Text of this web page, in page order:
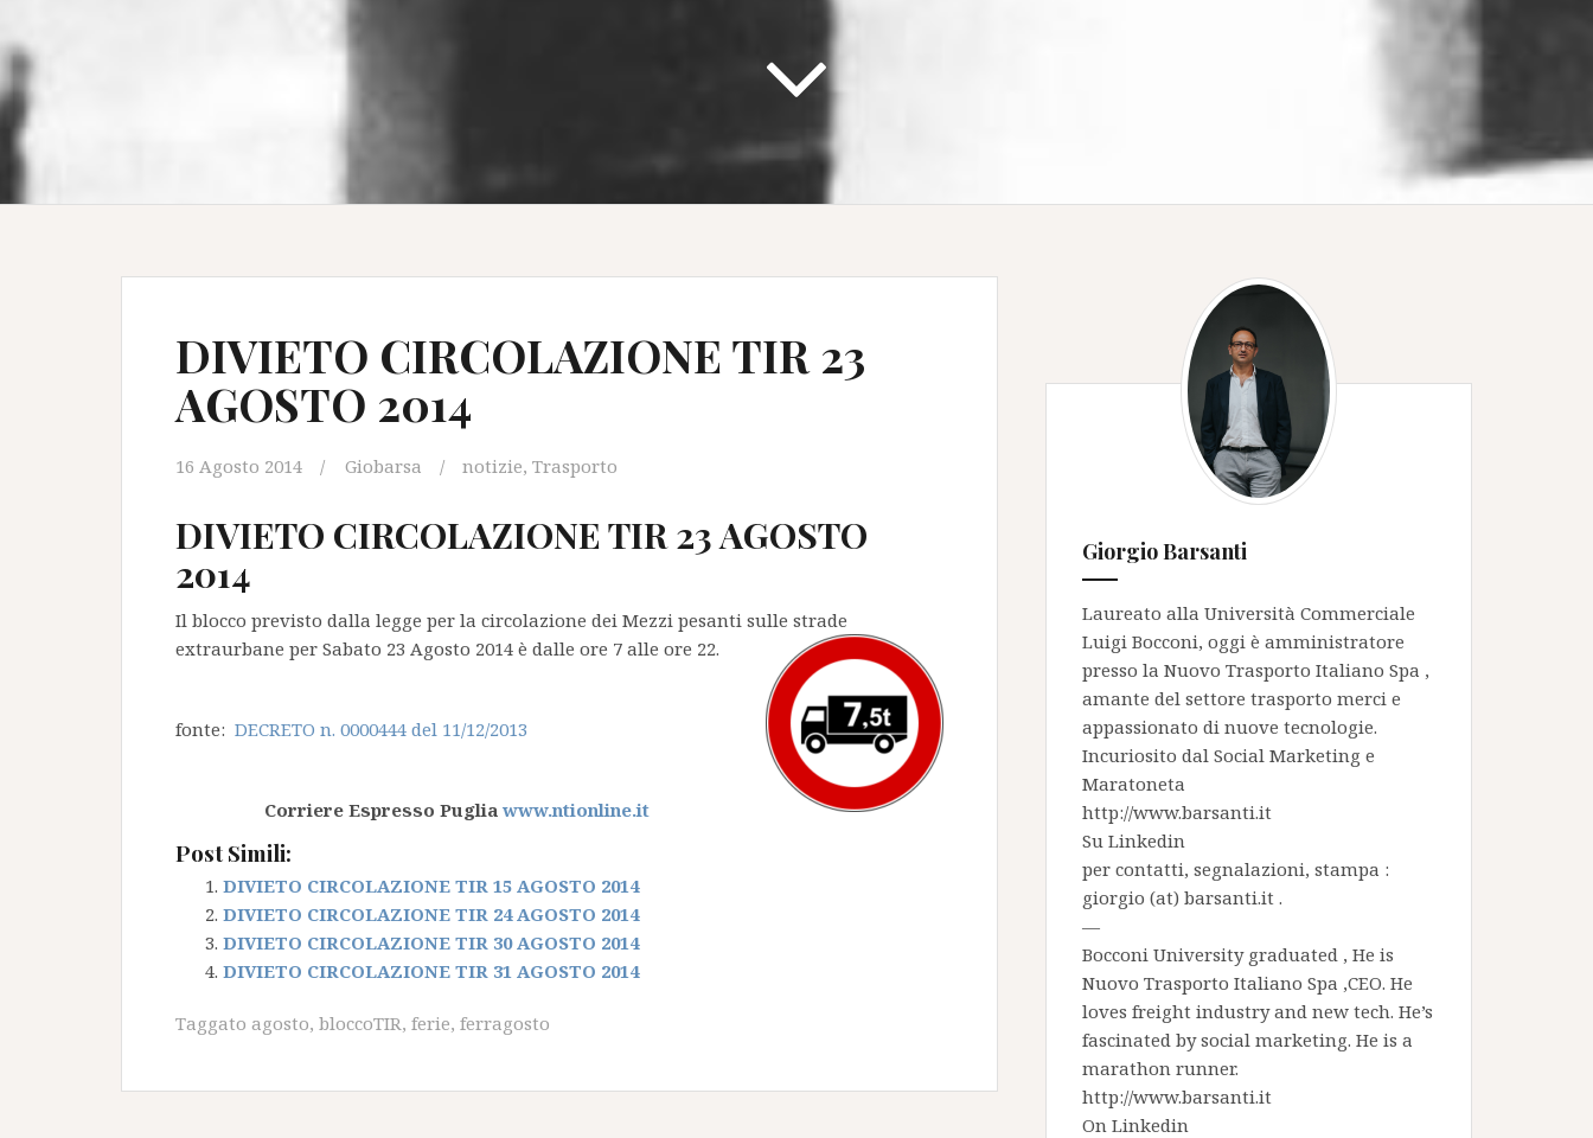
DIVIETO CIRCOLAZIONE TIR 23
AGOSTO 2014
16 Agosto 2014 Giobarsa notizie, Trasporto
DIVIETO CIRCOLAZIONE TIR 23 AGOSTO
2014
Il blocco previsto dalla legge per la circolazione dei Mezzi pesanti sulle strade
extraurbane per Sabato 23 Agosto 2014 è dalle ore 7 alle ore 22.
fonte: DECRETO n. 0000444 del 11/12/2013
Corriere Espresso Puglia www.ntionline.it
Post Simili:
DIVIETO CIRCOLAZIONE TIR 15 AGOSTO 2014
DIVIETO CIRCOLAZIONE TIR 24 AGOSTO 2014
DIVIETO CIRCOLAZIONE TIR 30 AGOSTO 2014
DIVIETO CIRCOLAZIONE TIR 31 AGOSTO 2014
Taggato agosto, bloccoTIR, ferie, ferragosto
Giorgio Barsanti
Laureato alla Università Commerciale
Luigi Bocconi, oggi è amministratore
presso la Nuovo Trasporto Italiano Spa ,
amante del settore trasporto merci e
appassionato di nuove tecnologie.
Incuriosito dal Social Marketing e
Maratoneta
http://www.barsanti.it
Su Linkedin
per contatti, segnalazioni, stampa :
giorgio (at) barsanti.it .
—
Bocconi University graduated , He is
Nuovo Trasporto Italiano Spa ,CEO. He
loves freight industry and new tech. He’s
fascinated by social marketing. He is a
marathon runner.
http://www.barsanti.it
On Linkedin